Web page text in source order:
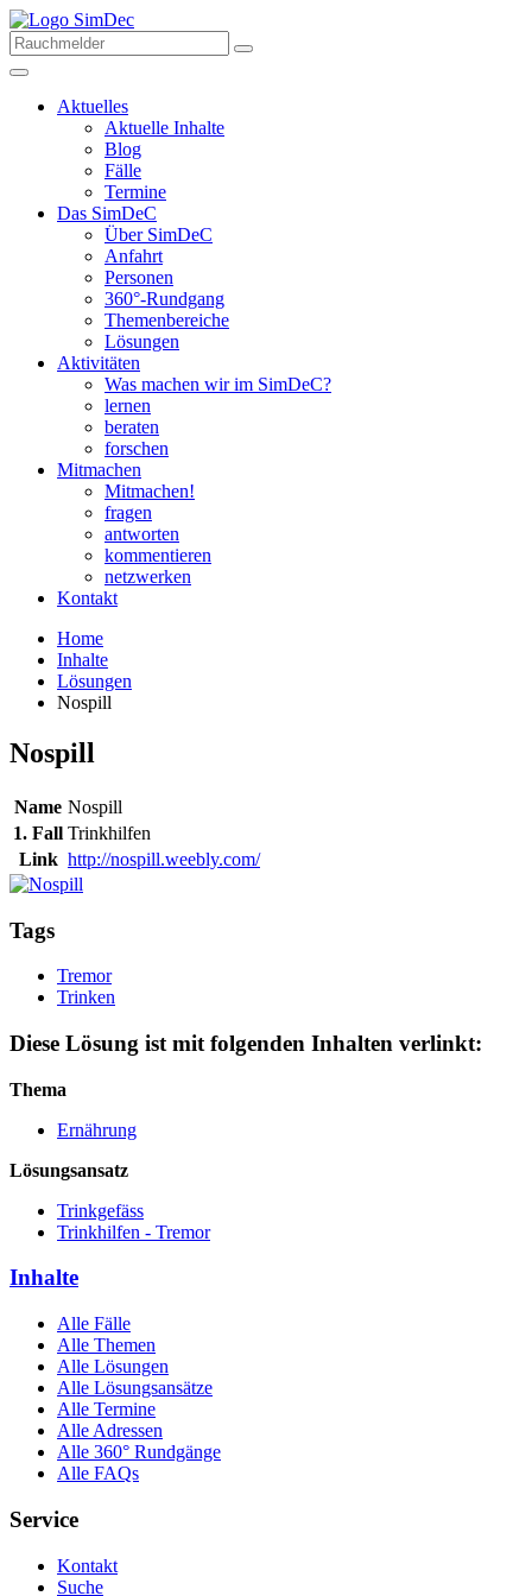
Aktuelles
Aktuelle Inhalte
Blog
Fälle
Termine
Das SimDeC
Über SimDeC
Anfahrt
Personen
360°-Rundgang
Themenbereiche
Lösungen
Aktivitäten
Was machen wir im SimDeC?
lernen
beraten
forschen
Mitmachen
Mitmachen!
fragen
antworten
kommentieren
netzwerken
Kontakt
Home
Inhalte
Lösungen
Nospill
Nospill
Name Nospill
1. Fall Trinkhilfen
Link http://nospill.weebly.com/
Tags
Tremor
Trinken
Diese Lösung ist mit folgenden Inhalten verlinkt:
Thema
Ernährung
Lösungsansatz
Trinkgefäss
Trinkhilfen - Tremor
Inhalte
Alle Fälle
Alle Themen
Alle Lösungen
Alle Lösungsansätze
Alle Termine
Alle Adressen
Alle 360° Rundgänge
Alle FAQs
Service
Kontakt
Suche